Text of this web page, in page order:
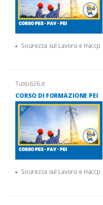
Sicurezza sul Lavoro e Haccp
Tutto626.it
CORSO DI FORMAZIONE PEI
Sicurezza sul Lavoro e Haccp